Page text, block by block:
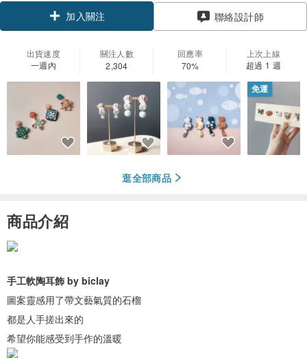
加入關注 聯絡設計師
出貨速度
一週內
關注人數
2,304
回應率
70%
上次上線
超過 1 週
免運
逛全部商品
商品介紹
手工軟陶耳飾 by biclay
圖案靈感用了帶文藝氣質的石榴
都是人手搓出來的
希望你能感受到手作的溫暖